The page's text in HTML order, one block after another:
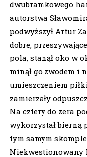
dwubramkowego
autorstwa
podwyższył Artur
dobre,
pola, stanął oko w
minął go zwodem i
umieszczeniem
zamierzały
Na cztery do zera
wykorzystał bierną
tym samym
Niekwestionowany